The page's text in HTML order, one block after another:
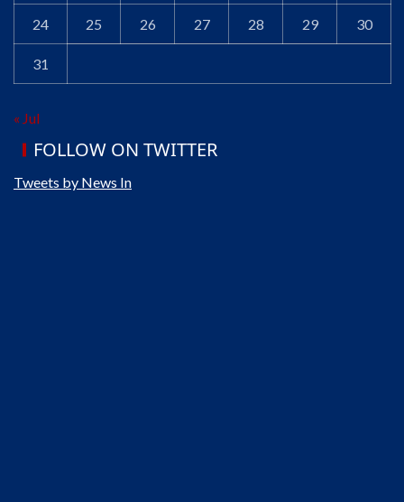
24 25 26 27 28 29 30
31
« Jul
FOLLOW ON TWITTER
Tweets by News In